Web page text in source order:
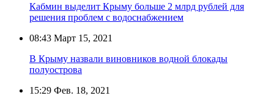
Кабмин выделит Крыму больше 2 млрд рублей для
решения проблем с водоснабжением
08:43 Март 15, 2021
В Крыму назвали виновников водной блокады
полуострова
15:29 Фев. 18, 2021